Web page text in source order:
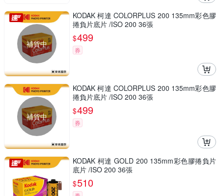
補貨中
KODAK 柯達 COLORPLUS 200 135mm彩色膠
捲負片底片 /ISO 200 36張
$499
券
補貨中
KODAK 柯達 COLORPLUS 200 135mm彩色膠
捲負片底片 /ISO 200 36張
$499
券
KODAK 柯達 GOLD 200 135mm彩色膠捲負片
底片 /ISO 200 36張
$510